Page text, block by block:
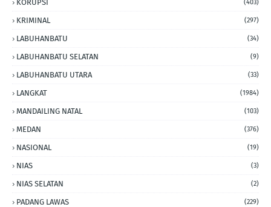
KORUPSI (403)
KRIMINAL (297)
LABUHANBATU (34)
LABUHANBATU SELATAN (9)
LABUHANBATU UTARA (33)
LANGKAT (1984)
MANDAILING NATAL (103)
MEDAN (376)
NASIONAL (19)
NIAS (3)
NIAS SELATAN (2)
PADANG LAWAS (229)